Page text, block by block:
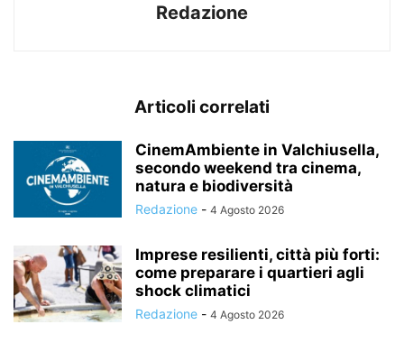
Redazione
Articoli correlati
CinemAmbiente in Valchiusella,
secondo weekend tra cinema,
natura e biodiversità
Redazione - 4 Agosto 2026
Imprese resilienti, città più forti:
come preparare i quartieri agli
shock climatici
Redazione - 4 Agosto 2026